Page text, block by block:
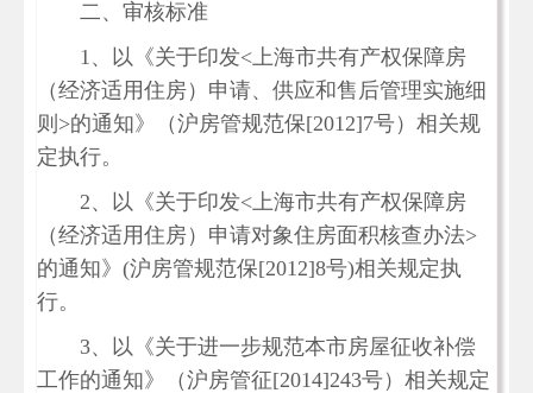
二、审核标准
1、以《关于印发<上海市共有产权保障房
（经济适用住房）申请、供应和售后管理实施细
则>的通知》（沪房管规范保[2012]7号）相关规
定执行。
2、以《关于印发<上海市共有产权保障房
（经济适用住房）申请对象住房面积核查办法>
的通知》(沪房管规范保[2012]8号)相关规定执
行。
3、以《关于进一步规范本市房屋征收补偿
工作的通知》（沪房管征[2014]243号）相关规定